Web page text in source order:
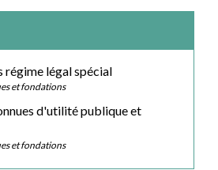
régime légal spécial
et fondations
d'utilité publique et
et fondations